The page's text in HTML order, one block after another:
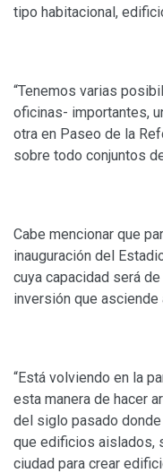
tipo habitacional,
“Tenemos varias
oficinas- importantes,
otra en Paseo de la
sobre todo conjuntos
Cabe mencionar que
inauguración del
cuya capacidad será
inversión que
“Está volviendo en la
esta manera de hacer
del siglo pasado
que edificios aislados,
ciudad para crear